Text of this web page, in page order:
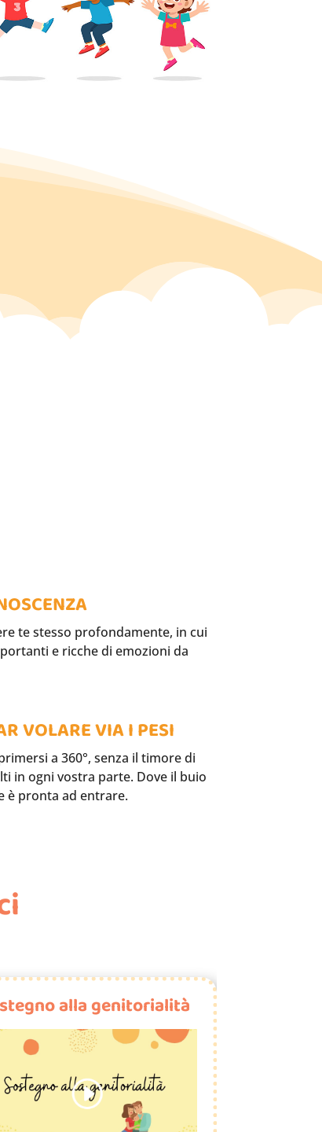
te stesso profondamente, in cui
e ricche di emozioni da
VOLARE VIA I PESI
a 360°, senza il timore di
in ogni vostra parte. Dove il buio
è pronta ad entrare.
alla genitorialità